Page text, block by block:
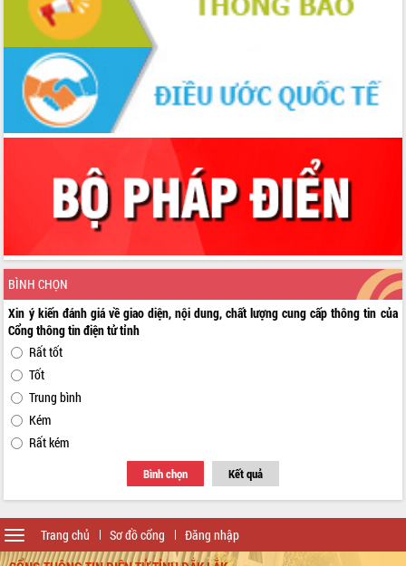
BÌNH CHỌN
Xin ý kiến đánh giá về giao diện, nội dung, chất lượng cung cấp thông tin của
Cổng thông tin điện tử tỉnh
Rất tốt
Tốt
Trung bình
Kém
Rất kém
Bình chọn Kết quả
Trang chủ Sơ đồ cổng Đăng nhập
Toggle
navigation